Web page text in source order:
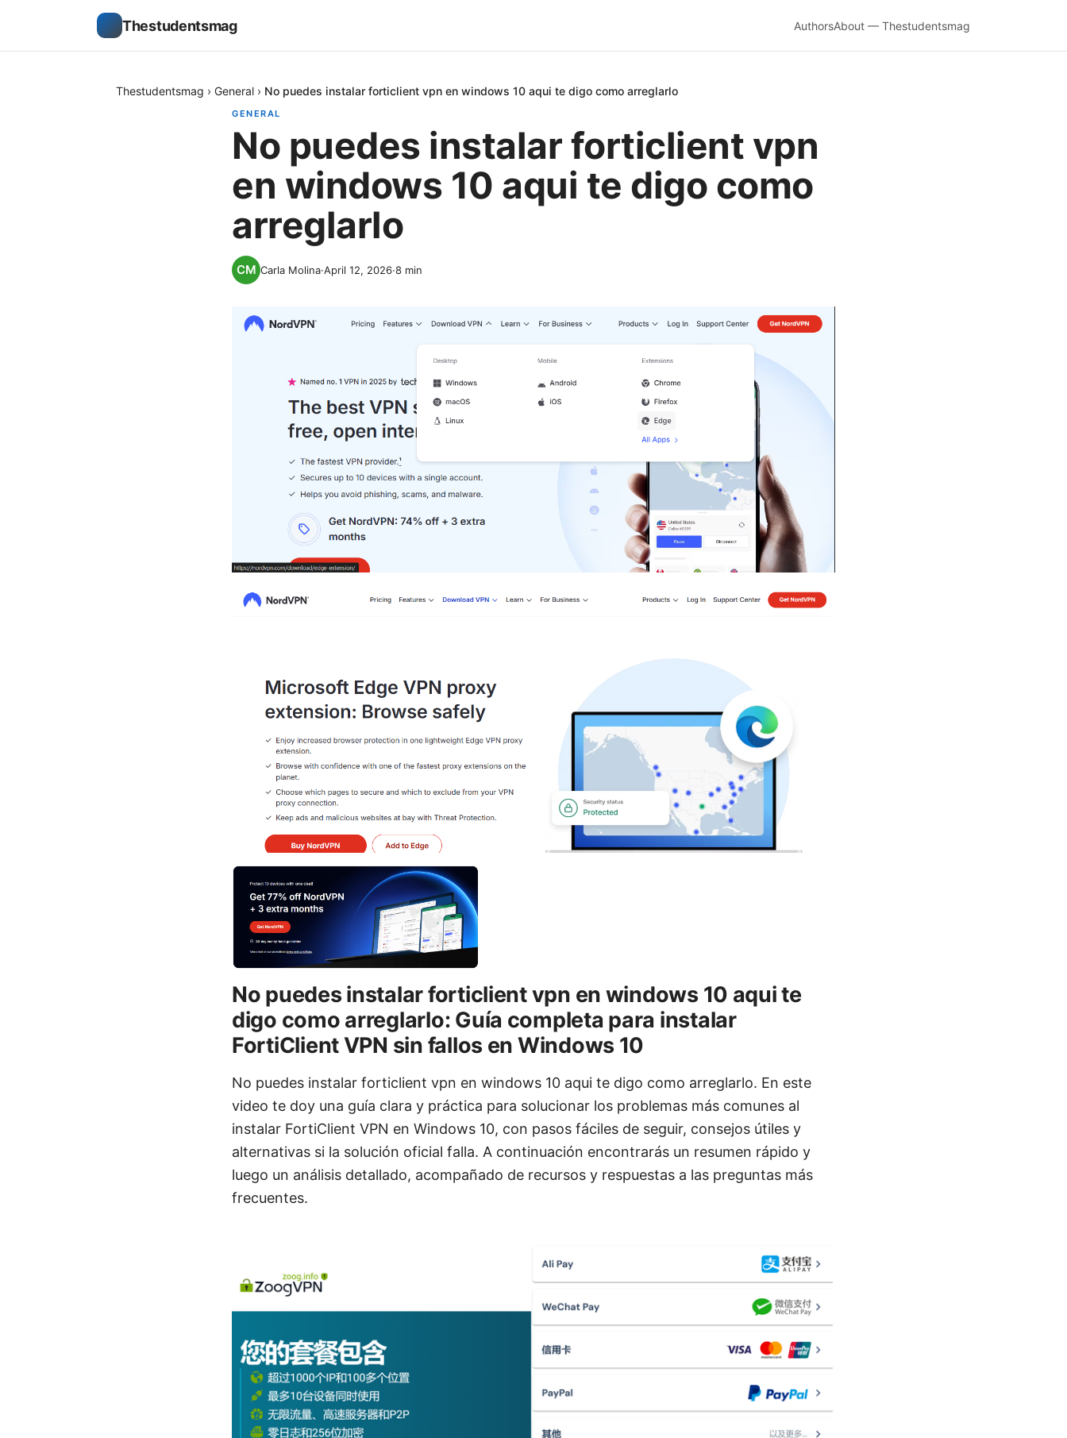
Thestudentsmag AuthorsAbout — Thestudentsmag
Thestudentsmag › General › No puedes instalar forticlient vpn en windows 10 aqui te digo como arreglarlo
GENERAL
No puedes instalar forticlient vpn
en windows 10 aqui te digo como
arreglarlo
Carla Molina·April 12, 2026·8 min
No puedes instalar forticlient vpn en windows 10 aqui te
digo como arreglarlo: Guía completa para instalar
FortiClient VPN sin fallos en Windows 10
No puedes instalar forticlient vpn en windows 10 aqui te digo como arreglarlo. En este
video te doy una guía clara y práctica para solucionar los problemas más comunes al
instalar FortiClient VPN en Windows 10, con pasos fáciles de seguir, consejos útiles y
alternativas si la solución oficial falla. A continuación encontrarás un resumen rápido y
luego un análisis detallado, acompañado de recursos y respuestas a las preguntas más
frecuentes.